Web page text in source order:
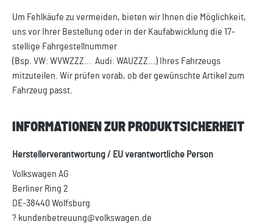
Um Fehlkäufe zu vermeiden, bieten wir Ihnen die Möglichkeit,
uns vor Ihrer Bestellung oder in der Kaufabwicklung die 17-
stellige Fahrgestellnummer
(Bsp. VW: WVWZZZ... Audi: WAUZZZ...) Ihres Fahrzeugs
mitzuteilen. Wir prüfen vorab, ob der gewünschte Artikel zum
Fahrzeug passt.
INFORMATIONEN ZUR PRODUKTSICHERHEIT
Herstellerverantwortung / EU verantwortliche Person
Volkswagen AG
Berliner Ring 2
DE-38440 Wolfsburg
? kundenbetreuung@volkswagen.de